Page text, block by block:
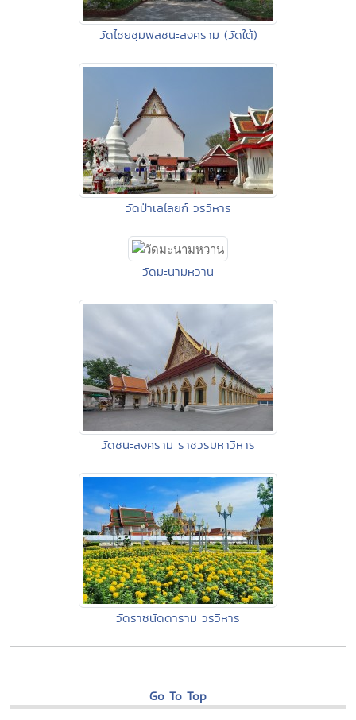
วัดไชยชุมพลชนะสงคราม (วัดใต้)
วัดป่าเลไลยก์ วรวิหาร
วัดมะนามหวาน
วัดชนะสงคราม ราชวรมหาวิหาร
วัดราชนัดดาราม วรวิหาร
Go To Top